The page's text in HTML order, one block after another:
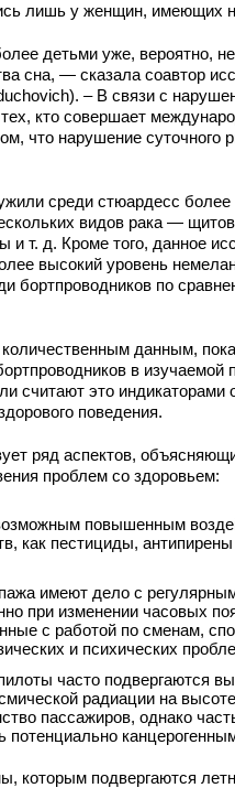
лишь у женщин, имеющих
детьми уже, вероятно,
сна, — сказала соавтор
– В связи с
кто совершает
что нарушение суточного
среди стюардесс
видов рака —
и т. д. Кроме того, данное
высокий уровень
бортпроводников по
данным,
в
считают это индикаторами
поведения.
ряд аспектов,
проблем со здоровьем:
повышенным
как пестициды, антипирены
имеют дело с
при изменении часовых
с работой по сменам,
и психических
часто подвергаются
радиации на
пассажиров, однако
потенциально
которым подвергаются